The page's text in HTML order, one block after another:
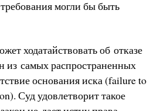
могли бы быть
ходатайствовать об отказе
из самых распространенных
основания иска (failure to
Суд удовлетворит такое